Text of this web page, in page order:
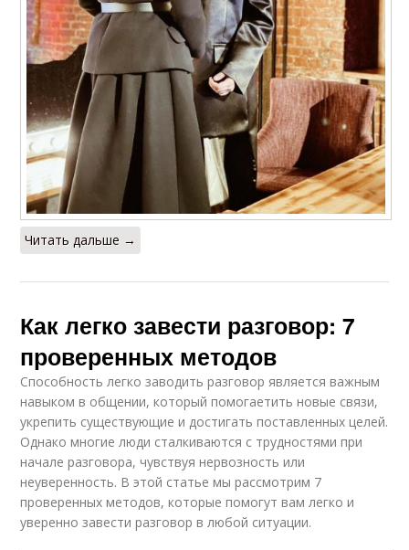
Читать дальше →
Как легко завести разговор: 7
проверенных методов
Способность легко заводить разговор является важным
навыком в общении, который помогаетить новые связи,
укрепить существующие и достигать поставленных целей.
Однако многие люди сталкиваются с трудностями при
начале разговора, чувствуя нервозность или
неуверенность. В этой статье мы рассмотрим 7
проверенных методов, которые помогут вам легко и
уверенно завести разговор в любой ситуации.